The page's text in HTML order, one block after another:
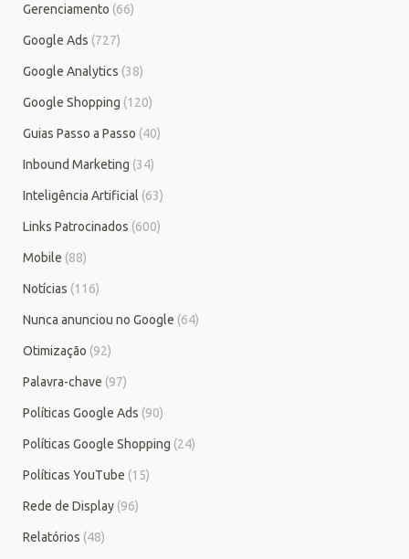
Gerenciamento (66)
Google Ads (727)
Google Analytics (38)
Google Shopping (120)
Guias Passo a Passo (40)
Inbound Marketing (34)
Inteligência Artificial (63)
Links Patrocinados (600)
Mobile (88)
Notícias (116)
Nunca anunciou no Google (64)
Otimização (92)
Palavra-chave (97)
Políticas Google Ads (90)
Políticas Google Shopping (24)
Políticas YouTube (15)
Rede de Display (96)
Relatórios (48)